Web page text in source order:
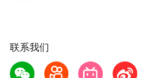
联系我们